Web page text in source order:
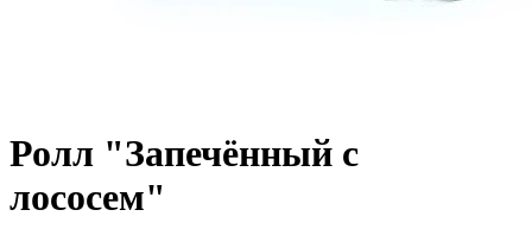
Ролл "Запечённый с
лососем"